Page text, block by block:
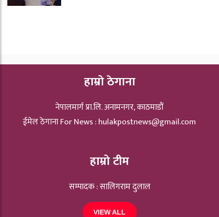
हाम्रो ठेगाना
नेपालमार्ग प्रा.लि. अनामनगर, काठमाडौं
ईमेल ठेगाना For News :hulakpostnews@gmail.com
हाम्रो टीम
सम्पादक : सालिगराम दुलाल
VIEW ALL